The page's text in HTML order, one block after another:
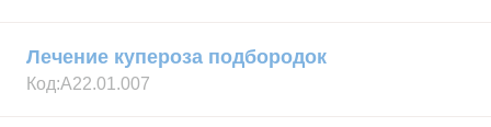
Лечение купероза подбородок
Код:А22.01.007